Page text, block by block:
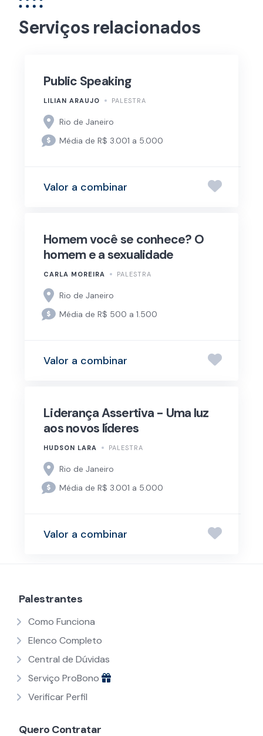
Serviços relacionados
Public Speaking
LILIAN ARAUJO PALESTRA
Rio de Janeiro
Média de R$ 3.001 a 5.000
Valor a combinar
Homem você se conhece? O
homem e a sexualidade
CARLA MOREIRA PALESTRA
Rio de Janeiro
Média de R$ 500 a 1.500
Valor a combinar
Liderança Assertiva - Uma luz
aos novos líderes
HUDSON LARA PALESTRA
Rio de Janeiro
Média de R$ 3.001 a 5.000
Valor a combinar
Palestrantes
Como Funciona
Elenco Completo
Central de Dúvidas
Serviço ProBono
Verificar Perfil
Quero Contratar